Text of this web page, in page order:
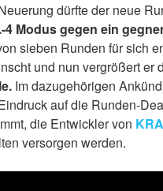
dürfte der neue
4 Modus gegen ein
sieben Runden für sich
und nun vergrößert
Im dazugehörigen
auf die Runden-
die Entwickler von
versorgen werden.